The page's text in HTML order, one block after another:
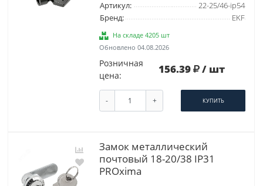
Артикул:
22-25/46-ip54
Бренд:
EKF
На складе 4205 шт
Обновлено 04.08.2026
Розничная
цена:
156.39 / шт
- + КУПИТЬ
Замок металлический
почтовый 18-20/38 IP31
PROxima